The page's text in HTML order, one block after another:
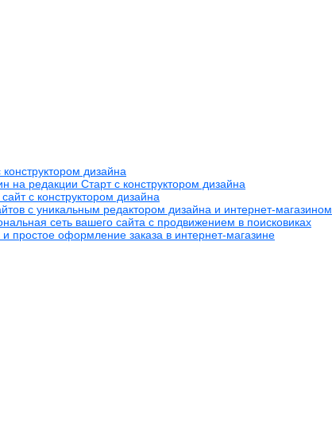
дизайна
на редакции Старт с конструктором дизайна
с конструктором дизайна
с уникальным редактором дизайна и интернет-магазином
сеть вашего сайта с продвижением в поисковиках
простое оформление заказа в интернет-магазине